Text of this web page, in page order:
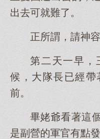
出去可就難了。
正所謂，請神
第二天一早，
候，大隊長已經
前。
畢姥爺看著這
是副營的軍官有點發